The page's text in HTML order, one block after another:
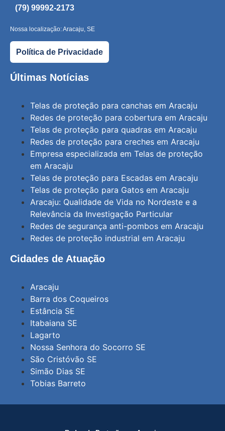
(79) 99992-2173
Nossa localização: Aracaju, SE
Política de Privacidade
Últimas Notícias
Telas de proteção para canchas em Aracaju
Redes de proteção para cobertura em Aracaju
Telas de proteção para quadras em Aracaju
Redes de proteção para creches em Aracaju
Empresa especializada em Telas de proteção
em Aracaju
Telas de proteção para Escadas em Aracaju
Telas de proteção para Gatos em Aracaju
Aracaju: Qualidade de Vida no Nordeste e a
Relevância da Investigação Particular
Redes de segurança anti-pombos em Aracaju
Redes de proteção industrial em Aracaju
Cidades de Atuação
Aracaju
Barra dos Coqueiros
Estância SE
Itabaiana SE
Lagarto
Nossa Senhora do Socorro SE
São Cristóvão SE
Simão Dias SE
Tobias Barreto